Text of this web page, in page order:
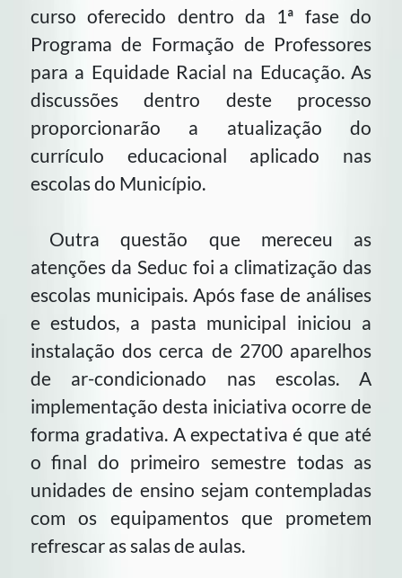
curso oferecido dentro da 1ª fase do
Programa de Formação de Professores
para a Equidade Racial na Educação. As
discussões dentro deste processo
proporcionarão a atualização do
currículo educacional aplicado nas
escolas do Município.
Outra questão que mereceu as
atenções da Seduc foi a climatização das
escolas municipais. Após fase de análises
e estudos, a pasta municipal iniciou a
instalação dos cerca de 2700 aparelhos
de ar-condicionado nas escolas. A
implementação desta iniciativa ocorre de
forma gradativa. A expectativa é que até
o final do primeiro semestre todas as
unidades de ensino sejam contempladas
com os equipamentos que prometem
refrescar as salas de aulas.